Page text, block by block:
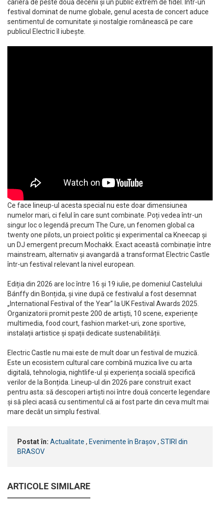
carieră de peste două decenii și un public extrem de fidel. Într-un
festival dominat de nume globale, genul acesta de concert aduce
sentimentul de comunitate și nostalgie românească pe care
publicul Electric îl iubește.
Ce face lineup-ul acesta special nu este doar dimensiunea
numelor mari, ci felul în care sunt combinate. Poți vedea într-un
singur loc o legendă precum The Cure, un fenomen global ca
twenty one pilots, un proiect politic și experimental ca Kneecap și
un DJ emergent precum Mochakk. Exact această combinație între
mainstream, alternativ și avangardă a transformat Electric Castle
într-un festival relevant la nivel european.
Ediția din 2026 are loc între 16 și 19 iulie, pe domeniul Castelului
Bánffy din Bonțida, și vine după ce festivalul a fost desemnat
„International Festival of the Year” la UK Festival Awards 2025.
Organizatorii promit peste 200 de artiști, 10 scene, experiențe
multimedia, food court, fashion market-uri, zone sportive,
instalații artistice și spații dedicate sustenabilității.
Electric Castle nu mai este de mult doar un festival de muzică.
Este un ecosistem cultural care combină muzica live cu arta
digitală, tehnologia, nightlife-ul și experiența socială specifică
verilor de la Bonțida. Lineup-ul din 2026 pare construit exact
pentru asta: să descoperi artiști noi între două concerte legendare
și să pleci acasă cu sentimentul că ai fost parte din ceva mult mai
mare decât un simplu festival.
Postat în: Actualitate , Evenimente în Brașov, STIRI din
BRASOV
ARTICOLE SIMILARE